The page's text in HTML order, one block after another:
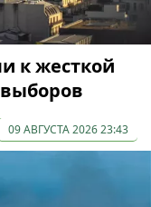
к жесткой
09 АВГУСТА 2026 23:43